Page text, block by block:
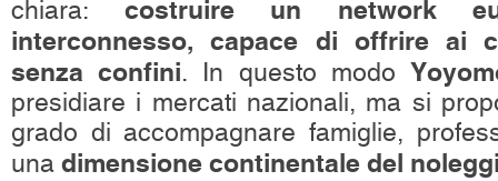
chiara:costruire un network
interconnesso, capace di offrire ai
senza confini. In questo modo
presidiare i mercati nazionali, ma si
grado di accompagnare famiglie,
una dimensione continentale del